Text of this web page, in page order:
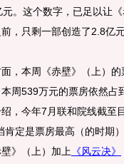
。这个数字，已足以让
，只剩一部创造了2.8亿
本周《赤壁》（上）的
周539万元的票房依然占
，今年7月联和院线截至
肯定是票房最高（的时期
壁》（上）加上 《风云决》